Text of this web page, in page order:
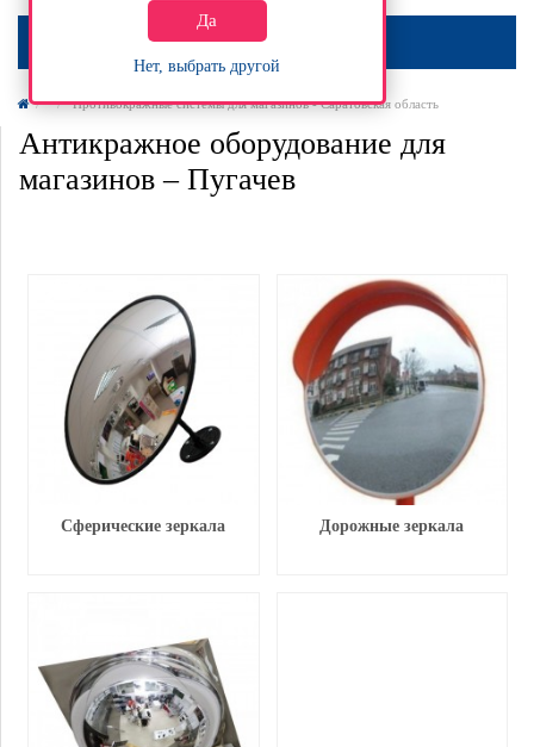
Да
Нет, выбрать другой
МЕНЮ
Противокражные системы для магазинов - Саратовская область
Антикражное оборудование для
магазинов – Пугачев
Сферические зеркала Дорожные зеркала